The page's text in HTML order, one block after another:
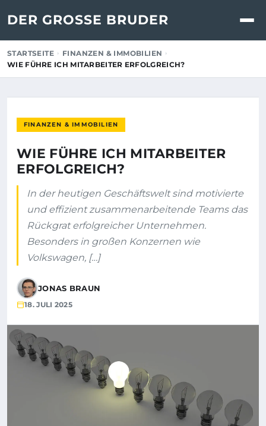
DER GROSSE BRUDER
STARTSEITE
FINANZEN & IMMOBILIEN
WIE FÜHRE ICH MITARBEITER ERFOLGREICH?
FINANZEN & IMMOBILIEN
WIE FÜHRE ICH MITARBEITER
ERFOLGREICH?
In der heutigen Geschäftswelt sind motivierte
und effizient zusammenarbeitende Teams das
Rückgrat erfolgreicher Unternehmen.
Besonders in großen Konzernen wie
Volkswagen, […]
JONAS BRAUN
18. JULI 2025